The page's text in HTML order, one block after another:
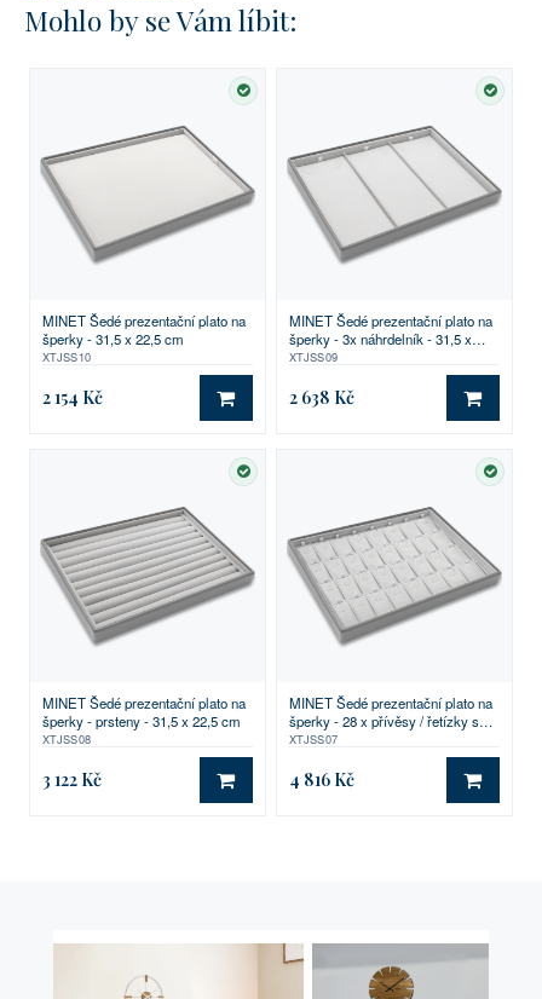
Mohlo by se Vám líbit:
SKLADEM
MINET Šedé prezentační plato na
šperky - 31,5 x 22,5 cm
XTJSS10
2 154 Kč DO KOŠÍKU
MINET Šedé prezentační plato na
šperky - 3x náhrdelník - 31,5 x
22,5 cm
XTJSS09
2 638 Kč DO
SKLADEM
MINET Šedé prezentační plato na
šperky - prsteny - 31,5 x 22,5 cm
XTJSS08
3 122 Kč DO KOŠÍKU
MINET Šedé prezentační plato na
šperky - 28 x přívěsy / řetízky s
přívěskem - 31,5 x 22,5 cm
XTJSS07
4 816 Kč DO